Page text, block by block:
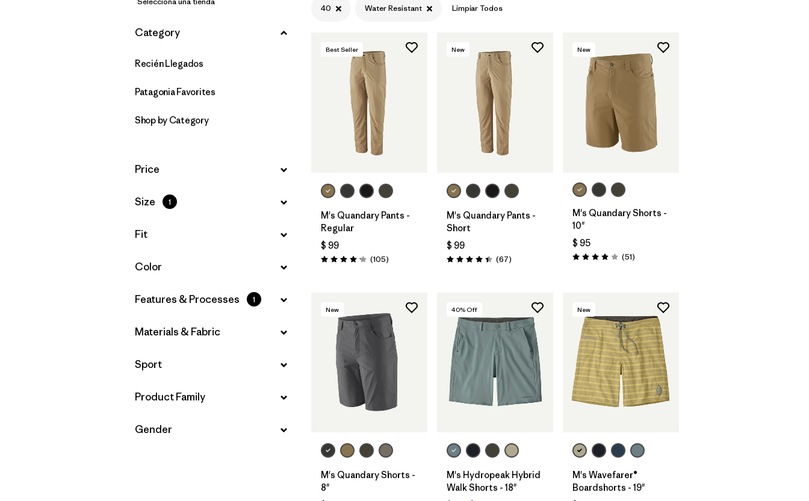
Filtrar por
Materials & Fabric
Filtrar por
Category
Recién Llegados
Patagonia Favorites
Shop by Category
Filtrar por
Price
Filtrar por
Size 1
Filtrar por
Fit
Filtrar por
Color
Filtrar por
Features & Processes 1
Filtrar por
Materials & Fabric
Filtrar por
Sport
Filtrar por
Product Family
Filtrar por
Gender
40 Water Resistant Limpiar Todos
Best Seller
M's Quandary Pants -
Regular
$ 99
Valoración: 4.2 / 5
(105Comentarios
)
New
M's Quandary Pants -
Short
$ 99
Valoración: 4.4 / 5
(67Comentarios
)
New
M's Quandary Shorts -
10"
$ 95
Valoración: 3.9 / 5
(51Comentarios
)
New
M's Quandary Shorts -
8"
40% Off
M's Hydropeak Hybrid
Walk Shorts - 18"
New
M's Wavefarer®
Boardshorts - 19"